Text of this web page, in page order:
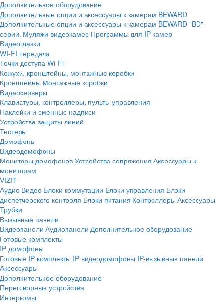
Дополнительное оборудование
Дополнительные опции и аксессуары к камерам BEWARD
Дополнительные опции и аксессуары к камерам BEWARD "BD"-
серии. Муляжи видеокамер Программы для IP камер
Видеоглазки
WI-FI передача
Точки доступа Wi-Fi
Кожухи, кронштейны, монтажные коробки
Кронштейны Монтажные коробки
Видеосерверы
Клавиатуры, контроллеры, пульты управления
Наклейки и сменные надписи
Устройства защиты линий
Тестеры
Домофоны
Видеодомофоны
Мониторы домофонов Устройства сопряжения Аксессуары к
мониторам
VIZIT
Аудио Видео Блоки коммутации Блоки управления Блоки
диспетчерского контроля Блоки питания Контроллеры Аксессуары
Трубки
Вызывные панели
Видеопанели Аудиопанели Дополнительное оборудование
Готовые комплекты
IP домофоны
Готовые IP комплекты IP видеодомофоны IP-вызывные панели
Аксессуары
Дополнительное оборудование
Переговорные устройства
Интеркомы